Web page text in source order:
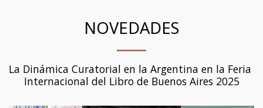
NOVEDADES
La Dinámica Curatorial en la Argentina en la Feria
Internacional del Libro de Buenos Aires 2025